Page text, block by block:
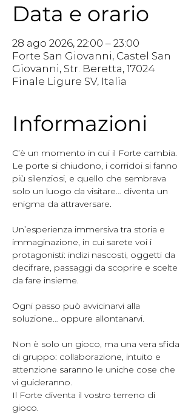
Data e orario
28 ago 2026, 22:00 – 23:00
Forte San Giovanni, Castel San
Giovanni, Str. Beretta, 17024
Finale Ligure SV, Italia
Informazioni
C’è un momento in cui il Forte cambia.
Le porte si chiudono, i corridoi si fanno
più silenziosi, e quello che sembrava
solo un luogo da visitare… diventa un
enigma da attraversare.
Un’esperienza immersiva tra storia e
immaginazione, in cui sarete voi i
protagonisti: indizi nascosti, oggetti da
decifrare, passaggi da scoprire e scelte
da fare insieme.
Ogni passo può avvicinarvi alla
soluzione… oppure allontanarvi.
Non è solo un gioco, ma una vera sfida
di gruppo: collaborazione, intuito e
attenzione saranno le uniche cose che
vi guideranno.
Il Forte diventa il vostro terreno di
gioco.